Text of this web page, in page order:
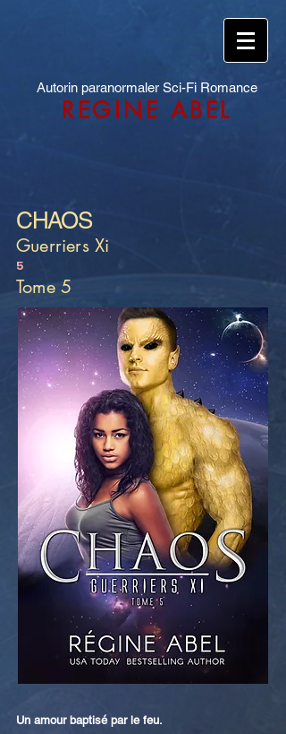
Autorin paranormaler Sci-Fi Romance
REGINE ABEL
CHAOS
Guerriers Xi
5
Tome 5
Un amour baptisé par le feu.